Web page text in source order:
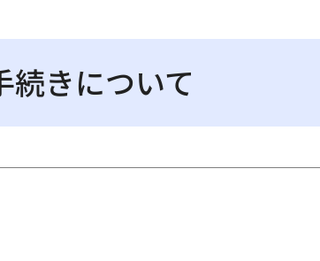
続きについて